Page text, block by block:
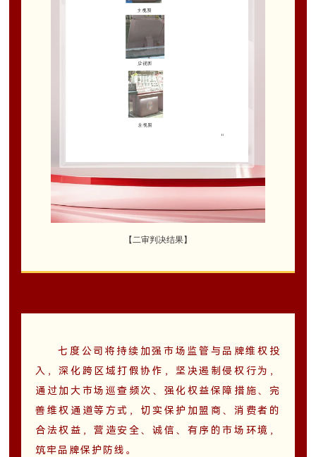
【二审判决结果】
七度公司将持续加强市场监管与品牌维权投
入，深化跨区域打假协作，坚决遏制侵权行为，
通过加大市场巡查频次、强化权益保障措施、完
善维权通道等方式，切实保护加盟商、消费者的
合法权益，营造安全、诚信、有序的市场环境，
筑牢品牌保护防线。